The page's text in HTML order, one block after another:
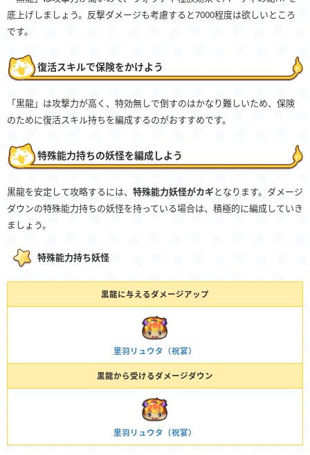
底上げしましょう。反撃ダメージも考慮すると7000程度は欲しいところ
です。
復活スキルで保険をかけよう
「黒龍」は攻撃力が高く、特効無しで倒すのはかなり難しいため、保険
のために復活スキル持ちを編成するのがおすすめです。
特殊能力持ちの妖怪を編成しよう
黒龍を安定して攻略するには、 特殊能力妖怪がカギとなります。ダメージ
ダウンの特殊能力持ちの妖怪を持っている場合は、積極的に編成していき
ましょう。
特殊能力持ち妖怪
黒龍に与えるダメージアップ
里羽リュウタ（祝宴）
黒龍から受けるダメージダウン
里羽リュウタ（祝宴）